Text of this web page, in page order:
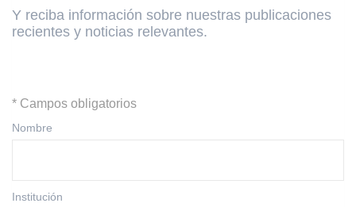
Y reciba información sobre nuestras publicaciones
recientes y noticias relevantes.
* Campos obligatorios
Nombre
Institución